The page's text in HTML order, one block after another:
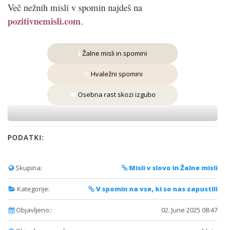
Več nežnih misli v spomin najdeš na
pozitivnemisli.com.
🕯 Žalne misli in spomini
🌸 Hvaležni spomini
🕊 Osebna rast skozi izgubo
PODATKI:
Skupina: Misli v slovo in Žalne misli
Kategorije: V spomin na vse, ki so nas zapustili
Objavljeno:: 02. June 2025 08:47